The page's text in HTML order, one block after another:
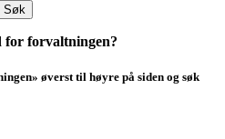
Søk
for forvaltningen?
øverst til høyre på siden og søk